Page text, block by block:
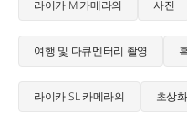
라이카 M 카메라의 사진
여행 및 다큐멘터리 촬영
라이카 SL 카메라의 초상